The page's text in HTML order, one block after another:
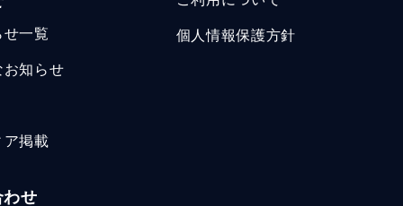
せ一覧
お知らせ
ア掲載
せ
個人情報保護方針